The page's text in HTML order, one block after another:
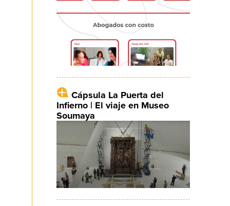
Cápsula La Puerta del
Infierno | El viaje en Museo
Soumaya